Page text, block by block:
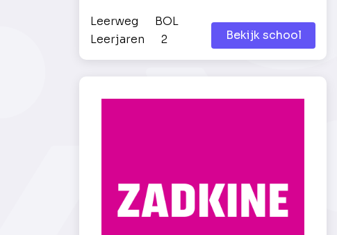
Leerweg
BOL
Leerjaren
2 Bekijk school